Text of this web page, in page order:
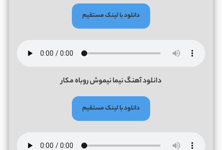
دانلود با لینک مستقیم
دانلود آهنگ نیما نیموش روباه مکار
دانلود با لینک مستقیم